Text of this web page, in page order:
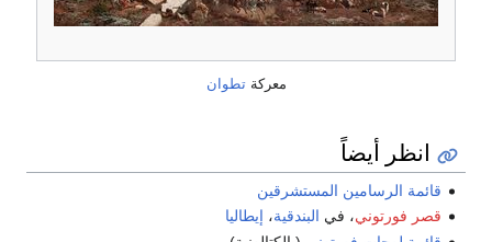
معركةتطوان
انظر أيضاً
قائمة الرسامين المستشرقين
قصر فورتوني، في البندقية، إيطاليا